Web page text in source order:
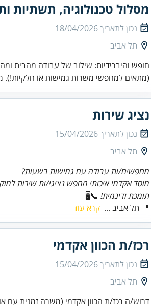
מסלול טכנולוגיה, תשתיות
נכון לתאריך18/04/2026
תל אביב
חופש והיברידיות: שילוב של עבודה מהבית
(מתאים למחפשי משרות גמישות או חלקיות!).
נציג שירות
נכון לתאריך15/04/2026
תל אביב
מחפשים/ות עבודה עם גמישות בשעות?
מוסד אקדמי איכותי מחפש נציגי/ות שירות
תומכת ודינמית! 📞🖥️
📍 תל אביב ... קרא עוד
רכז/ת הכוון אקדמי
נכון לתאריך15/04/2026
תל אביב